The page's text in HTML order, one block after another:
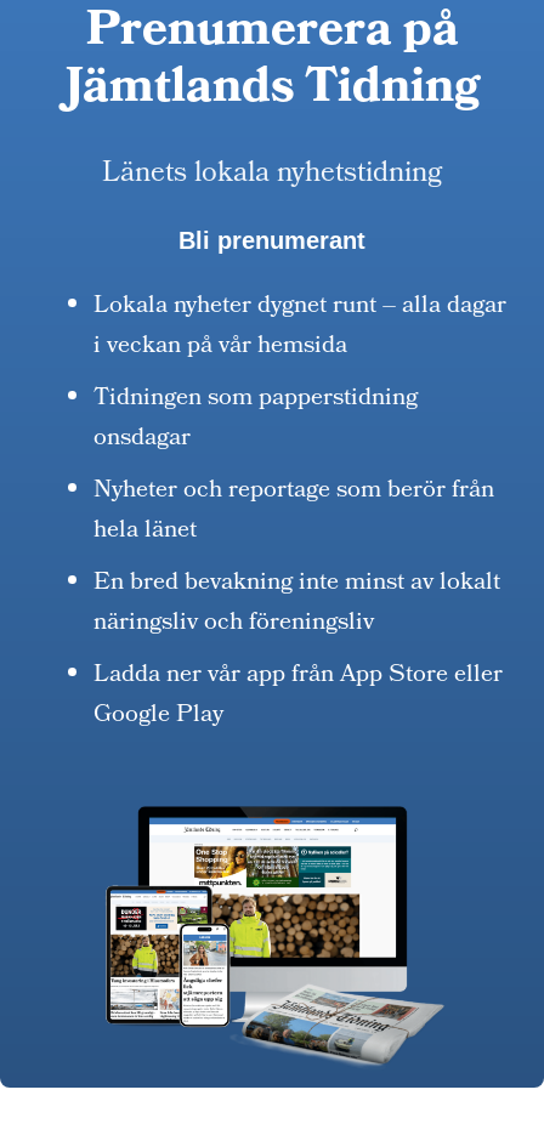
Prenumerera på
Jämtlands Tidning
Länets lokala nyhetstidning
Bli prenumerant
Lokala nyheter dygnet runt – alla dagar
i veckan på vår hemsida
Tidningen som papperstidning
onsdagar
Nyheter och reportage som berör från
hela länet
En bred bevakning inte minst av lokalt
näringsliv och föreningsliv
Ladda ner vår app från App Store eller
Google Play